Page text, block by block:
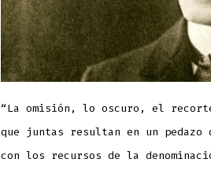
“La omisión, lo oscuro, el
que juntas resultan en un
con los recursos de la